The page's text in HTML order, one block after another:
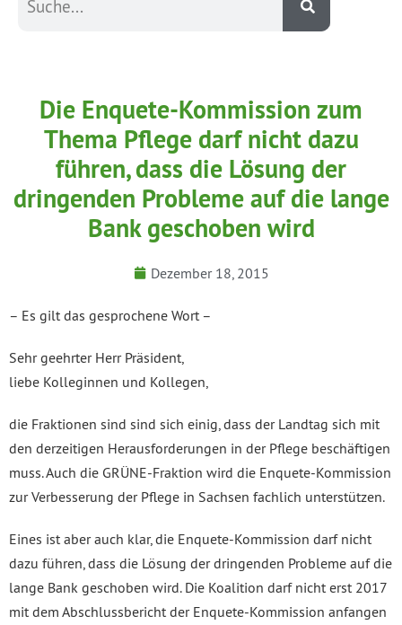
Die Enquete-Kommission zum
Thema Pflege darf nicht dazu
führen, dass die Lösung der
dringenden Probleme auf die lange
Bank geschoben wird
Dezember 18, 2015
– Es gilt das gesprochene Wort –
Sehr geehrter Herr Präsident,
liebe Kolleginnen und Kollegen,
die Fraktionen sind sind sich einig, dass der Landtag sich mit
den derzeitigen Herausforderungen in der Pflege beschäftigen
muss. Auch die GRÜNE-Fraktion wird die Enquete-Kommission
zur Verbesserung der Pflege in Sachsen fachlich unterstützen.
Eines ist aber auch klar, die Enquete-Kommission darf nicht
dazu führen, dass die Lösung der dringenden Probleme auf die
lange Bank geschoben wird. Die Koalition darf nicht erst 2017
mit dem Abschlussbericht der Enquete-Kommission anfangen